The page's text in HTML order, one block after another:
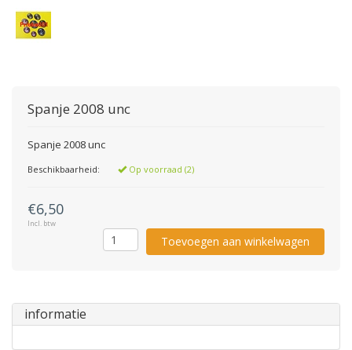
Spanje 2008 unc
Spanje 2008 unc
Beschikbaarheid: Op voorraad (2)
€6,50
Incl. btw
Toevoegen aan winkelwagen
informatie